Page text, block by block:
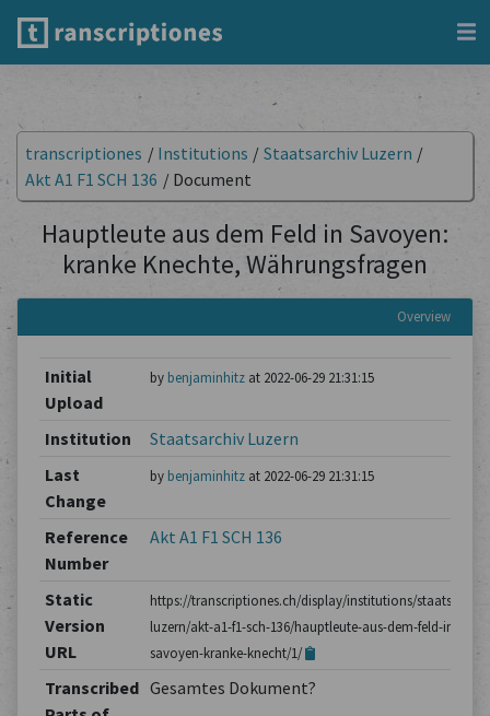
transcriptiones / Institutions / Staatsarchiv Luzern /
Akt A1 F1 SCH 136 / Document
Hauptleute aus dem Feld in Savoyen:
kranke Knechte, Währungsfragen
Overview
Initial
Upload
by benjaminhitzat 2022-06-29 21:31:15
Institution
Staatsarchiv Luzern
Last
Change
by benjaminhitzat 2022-06-29 21:31:15
Reference
Number
Akt A1 F1 SCH 136
Static
Version
URL
https://transcriptiones.ch/display/institutions/
luzern/akt-a1-f1-sch-136/hauptleute-aus-dem-feld-in-
savoyen-kranke-knecht/1/
Transcribed Gesamtes Dokument?